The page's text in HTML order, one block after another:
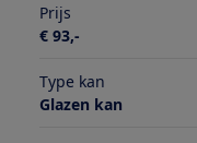
Prijs
€ 93,-
Type kan
Glazen kan